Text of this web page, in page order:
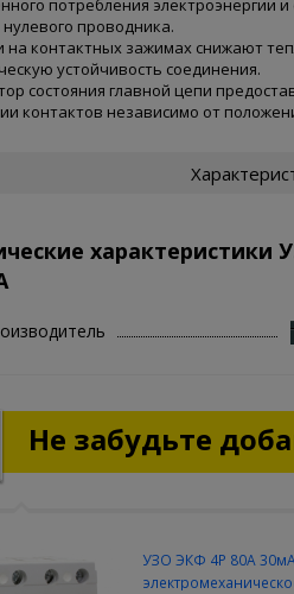
потребления электроэнергии
проводника.
на контактных зажимах снижают
устойчивость соединения.
состояния главной цепи
контактов независимо от
характеристики
Не забудьте
УЗО ЭКФ 4Р 80А